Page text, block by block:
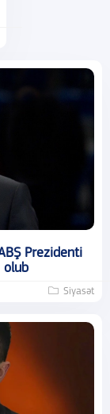
Prezidenti
olub
Siyasət